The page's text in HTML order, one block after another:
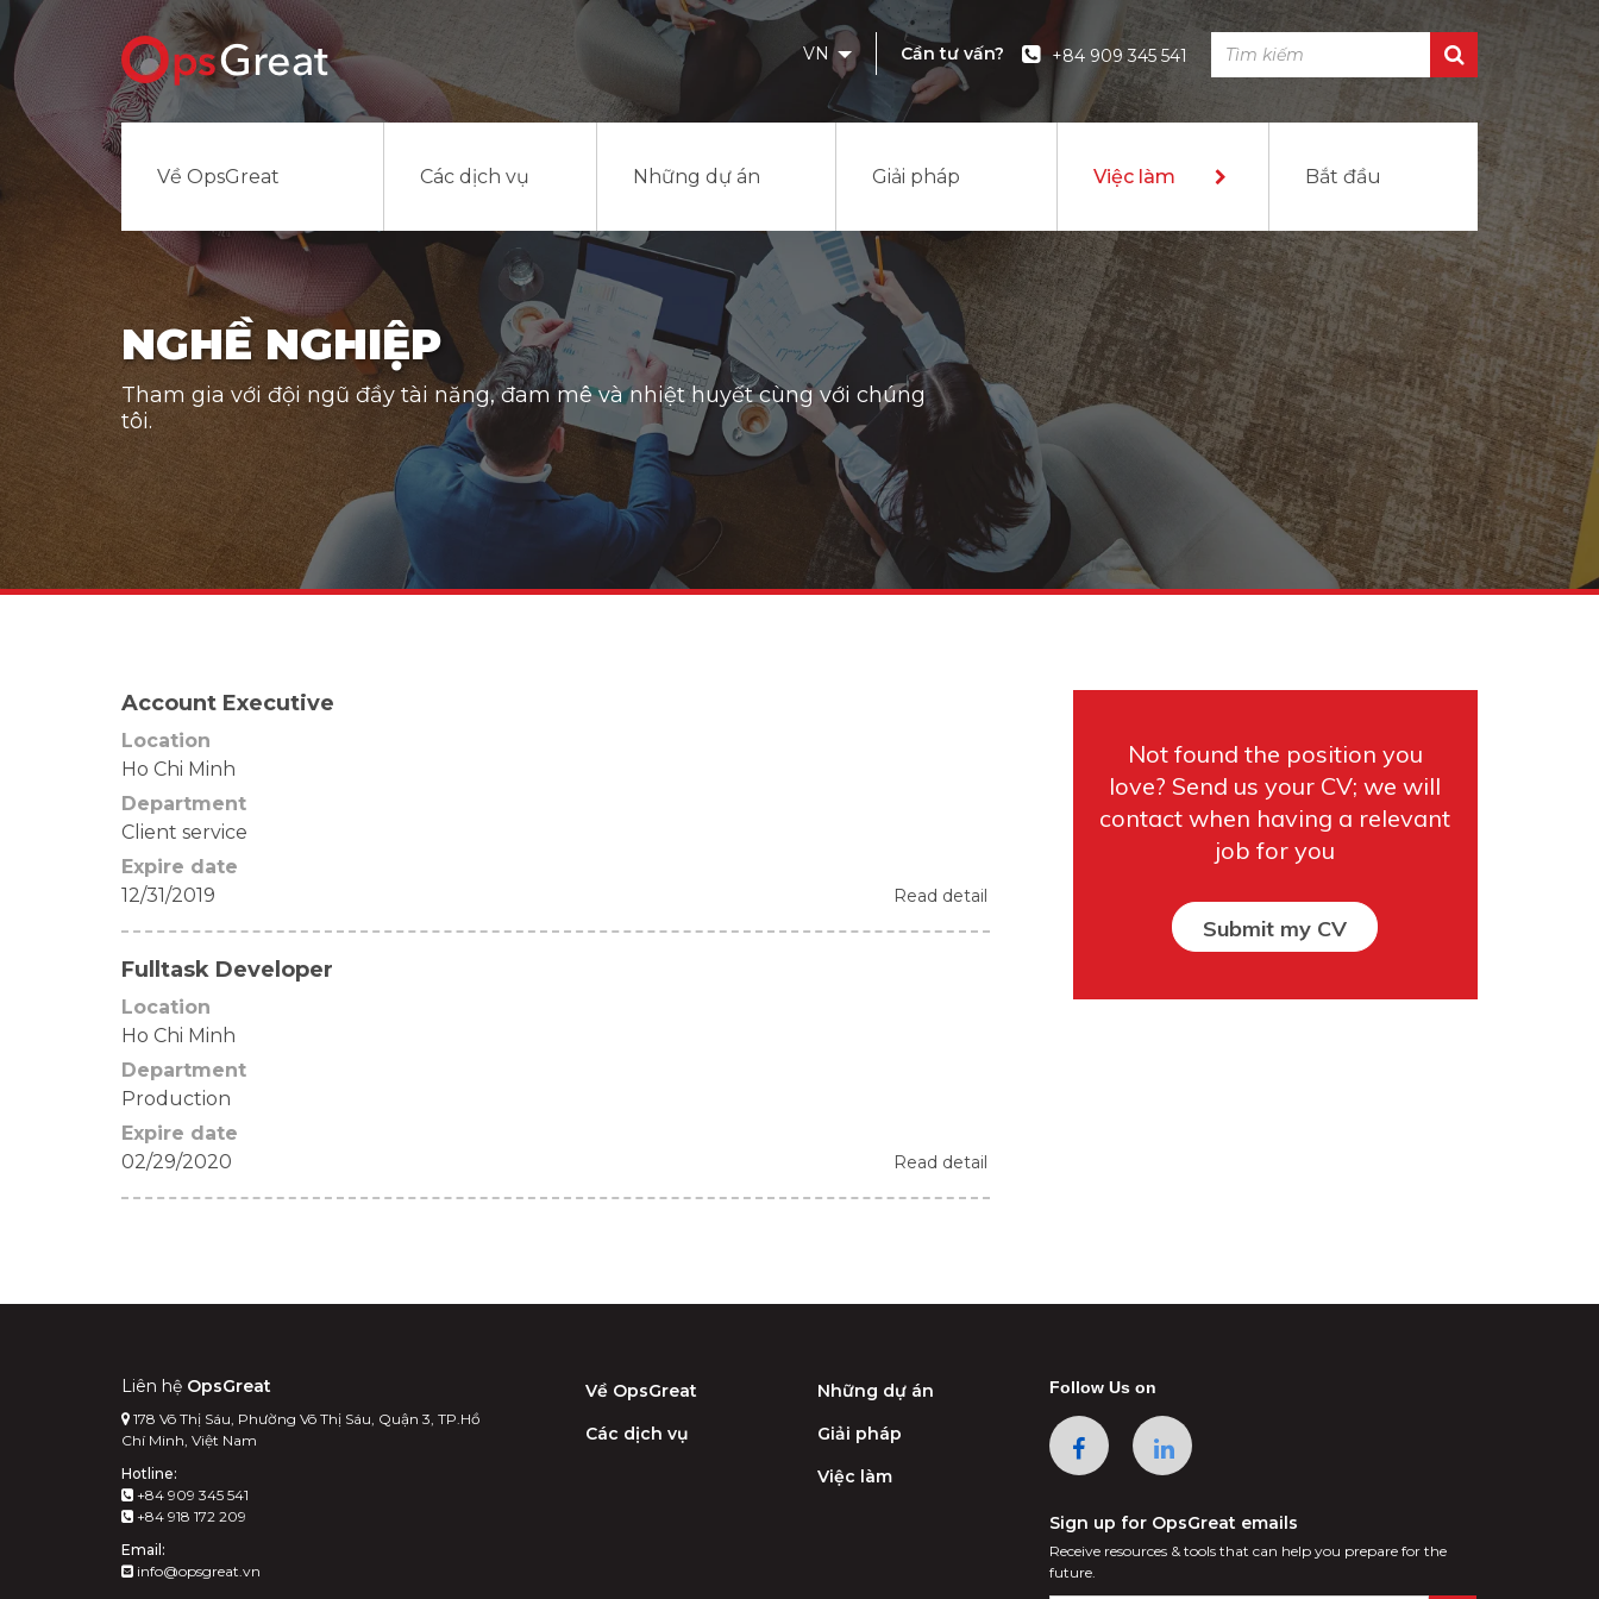
VN Cần tư vấn? +84 909 345 541
Về OpsGreat Các dịch vụ Những dự án Giải pháp Việc làm Bắt đầu
NGHỀ NGHIỆP
Tham gia với đội ngũ đầy tài năng, đam mê và nhiệt huyết cùng với chúng
tôi.
Account Executive
Location
Ho Chi Minh
Department
Client service
Expire date
12/31/2019
Read detail
Fulltask Developer
Location
Ho Chi Minh
Department
Production
Expire date
02/29/2020
Read detail
Not found the position you
love? Send us your CV; we will
contact when having a relevant
job for you
Submit my CV
Liên hệ OpsGreat
178 Võ Thị Sáu, Phường Võ Thị Sáu, Quận 3, TP.Hồ
Chí Minh, Việt Nam
Hotline:
+84 909 345 541
+84 918 172 209
Email:
info@opsgreat.vn
Về OpsGreat
Các dịch vụ
Những dự án
Giải pháp
Việc làm
Follow Us on
Sign up for OpsGreat emails
Receive resources & tools that can help you prepare for the
future.